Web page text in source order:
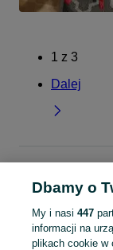
1 z 3
Dalej
- Ciechanów
KATEGORIA
Dbamy o
My i nasi 447
informacji na
plikach cookie w